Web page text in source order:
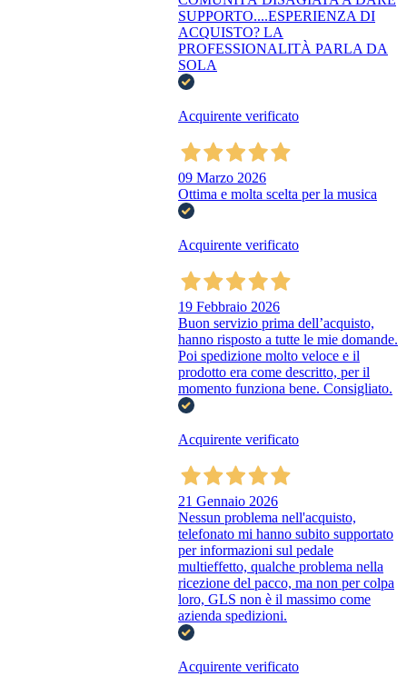
SUPPORTO....ESPERIENZA DI
ACQUISTO? LA
PROFESSIONALITÀ PARLA DA
SOLA
Acquirente verificato
09 Marzo 2026
Ottima e molta scelta per la musica
Acquirente verificato
19 Febbraio 2026
Buon servizio prima dell’acquisto,
hanno risposto a tutte le mie domande.
Poi spedizione molto veloce e il
prodotto era come descritto, per il
momento funziona bene. Consigliato.
Acquirente verificato
21 Gennaio 2026
Nessun problema nell'acquisto,
telefonato mi hanno subito supportato
per informazioni sul pedale
multieffetto, qualche problema nella
ricezione del pacco, ma non per colpa
loro, GLS non è il massimo come
azienda spedizioni.
Acquirente verificato